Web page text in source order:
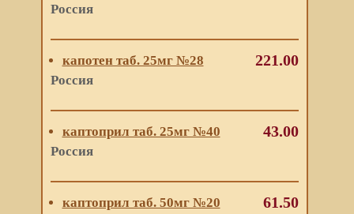
Россия
капотен таб. 25мг №28
Россия
221.00
каптоприл таб. 25мг №40
Россия
43.00
каптоприл таб. 50мг №20
61.50